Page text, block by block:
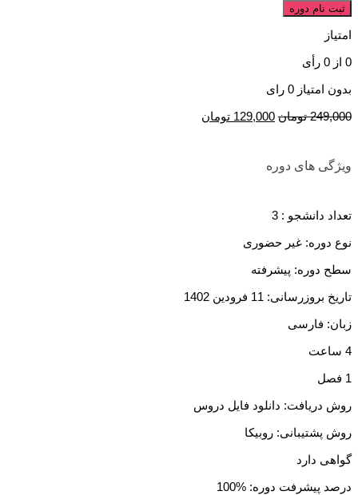
ثبت نام دوره
امتیاز
0 از 0 رأی
بدون امتیاز 0 رای
249,000 تومان 129,000 تومان
ویژگی های دوره
تعداد دانشجو : 3
نوع دوره: غیر حضوری
سطح دوره: پیشرفته
تاریخ بروزرسانی: 11 فرودین 1402
زبان: فارسی
4 ساعت
1 فصل
روش دریافت: دانلود فایل دروس
روش پشتیبانی: روبیکا
گواهی دارد
درصد پیشرفت دوره: %100